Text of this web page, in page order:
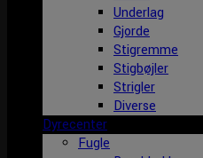
Underlag
Gjorde
Stigremme
Stigbøjler
Strigler
Diverse
Dyrecenter
Fugle